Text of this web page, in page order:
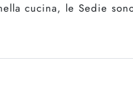
cucina, le Sedie